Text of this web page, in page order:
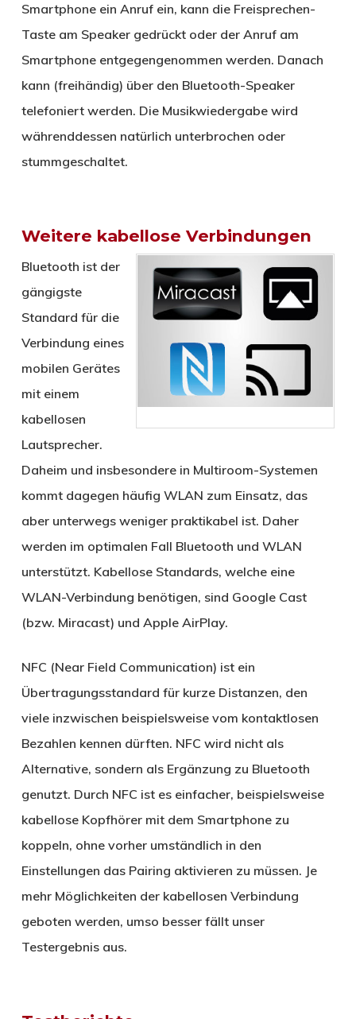
Smartphone ein Anruf ein, kann die Freisprechen-
Taste am Speaker gedrückt oder der Anruf am
Smartphone entgegengenommen werden. Danach
kann (freihändig) über den Bluetooth-Speaker
telefoniert werden. Die Musikwiedergabe wird
währenddessen natürlich unterbrochen oder
stummgeschaltet.
Weitere kabellose Verbindungen
Bluetooth ist der
gängigste
Standard für die
Verbindung eines
mobilen Gerätes
mit einem
kabellosen
Lautsprecher.
Daheim und insbesondere in Multiroom-Systemen
kommt dagegen häufig WLAN zum Einsatz, das
aber unterwegs weniger praktikabel ist. Daher
werden im optimalen Fall Bluetooth und WLAN
unterstützt. Kabellose Standards, welche eine
WLAN-Verbindung benötigen, sind Google Cast
(bzw. Miracast) und Apple AirPlay.
NFC (Near Field Communication) ist ein
Übertragungsstandard für kurze Distanzen, den
viele inzwischen beispielsweise vom kontaktlosen
Bezahlen kennen dürften. NFC wird nicht als
Alternative, sondern als Ergänzung zu Bluetooth
genutzt. Durch NFC ist es einfacher, beispielsweise
kabellose Kopfhörer mit dem Smartphone zu
koppeln, ohne vorher umständlich in den
Einstellungen das Pairing aktivieren zu müssen. Je
mehr Möglichkeiten der kabellosen Verbindung
geboten werden, umso besser fällt unser
Testergebnis aus.